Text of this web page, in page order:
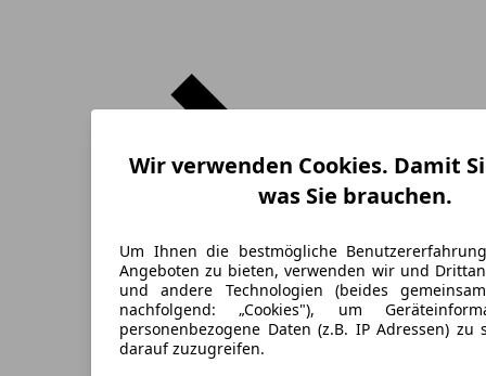
Wir verwenden Cookies. Damit
was Sie brauchen.
Um Ihnen die bestmögliche
Angeboten zu bieten, verwenden wir und
und andere Technologien (beides
nachfolgend: „Cookies"), um
personenbezogene Daten (z.B. IP Adressen) zu
darauf zuzugreifen.